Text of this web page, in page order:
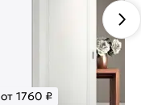
от 1760 ₽